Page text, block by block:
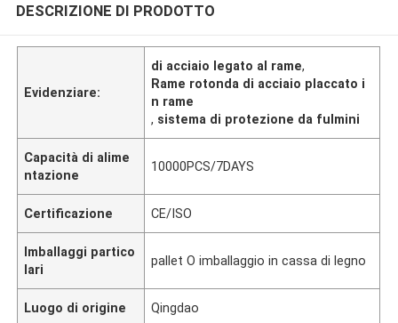
DESCRIZIONE DI PRODOTTO
Evidenziare:
di acciaio legato al rame,
Rame rotonda di acciaio placcato i
n rame
, sistema di protezione da fulmini
Capacità di alime
ntazione
10000PCS/7DAYS
Certificazione CE/ISO
Imballaggi partico
lari
pallet O imballaggio in cassa di legno
Luogo di origine Qingdao